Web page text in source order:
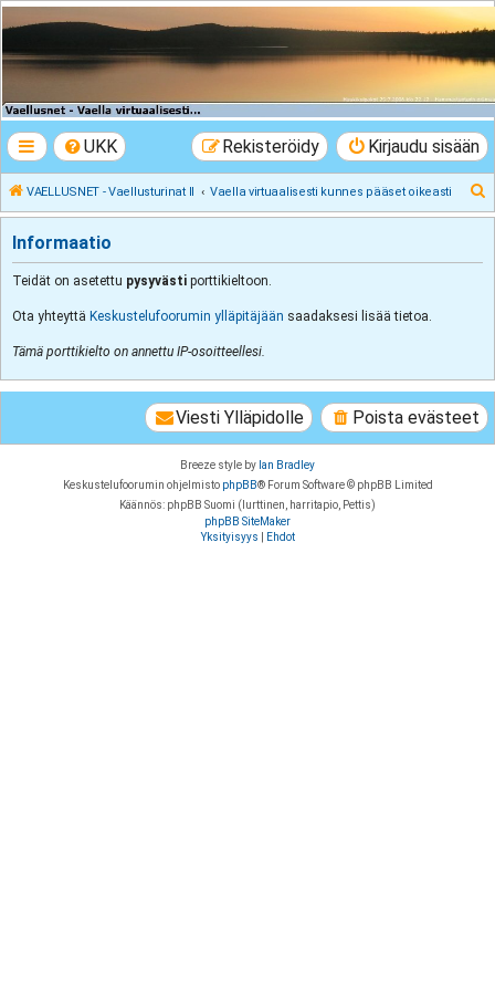
VAELLUSNET -
Vaellusturinat II
UKK Kirjaudu sisään
Rekisteröidy
VAELLUSNET - Vaellusturinat II Vaella virtuaalisesti kunnes pääset oikeasti
t
Informaatio
Teidät on asetettu pysyvästi porttikieltoon.
Ota yhteyttä Keskustelufoorumin ylläpitäjään saadaksesi lisää tietoa.
Tämä porttikielto on annettu IP-osoitteellesi.
Poista evästeet
Viesti Ylläpidolle
Breeze style by Ian Bradley
Keskustelufoorumin ohjelmisto phpBB® Forum Software © phpBB Limited
Käännös: phpBB Suomi (lurttinen, harritapio, Pettis)
phpBB SiteMaker
Yksityisyys
Ehdot